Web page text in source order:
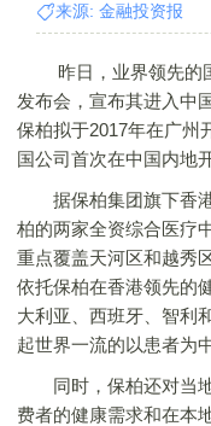
来源: 金融投资报
昨日，业界领先的国
发布会，宣布其进入中
保柏拟于2017年在广州
国公司首次在中国内地
据保柏集团旗下香港
柏的两家全资综合医疗
重点覆盖天河区和越秀
依托保柏在香港领先的
大利亚、西班牙、智利
起世界一流的以患者为
同时，保柏还对当地
费者的健康需求和在本